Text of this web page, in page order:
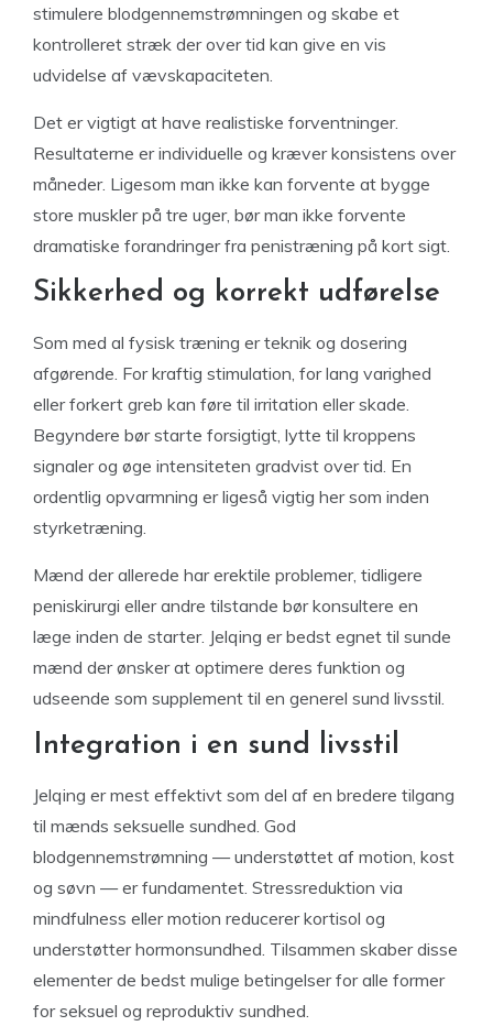
stimulere blodgennemstrømningen og skabe et
kontrolleret stræk der over tid kan give en vis
udvidelse af vævskapaciteten.
Det er vigtigt at have realistiske forventninger.
Resultaterne er individuelle og kræver konsistens over
måneder. Ligesom man ikke kan forvente at bygge
store muskler på tre uger, bør man ikke forvente
dramatiske forandringer fra penistræning på kort sigt.
Sikkerhed og korrekt udførelse
Som med al fysisk træning er teknik og dosering
afgørende. For kraftig stimulation, for lang varighed
eller forkert greb kan føre til irritation eller skade.
Begyndere bør starte forsigtigt, lytte til kroppens
signaler og øge intensiteten gradvist over tid. En
ordentlig opvarmning er ligeså vigtig her som inden
styrketræning.
Mænd der allerede har erektile problemer, tidligere
peniskirurgi eller andre tilstande bør konsultere en
læge inden de starter. Jelqing er bedst egnet til sunde
mænd der ønsker at optimere deres funktion og
udseende som supplement til en generel sund livsstil.
Integration i en sund livsstil
Jelqing er mest effektivt som del af en bredere tilgang
til mænds seksuelle sundhed. God
blodgennemstrømning — understøttet af motion, kost
og søvn — er fundamentet. Stressreduktion via
mindfulness eller motion reducerer kortisol og
understøtter hormonsundhed. Tilsammen skaber disse
elementer de bedst mulige betingelser for alle former
for seksuel og reproduktiv sundhed.